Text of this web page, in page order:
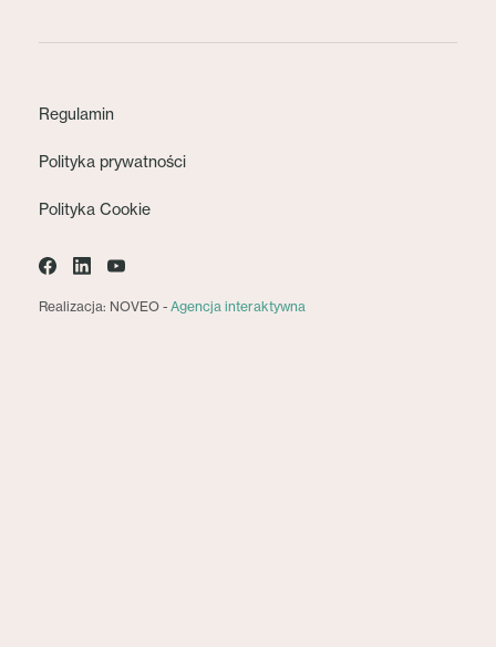
Regulamin
Polityka prywatności
Polityka Cookie
Realizacja: NOVEO - Agencja interaktywna